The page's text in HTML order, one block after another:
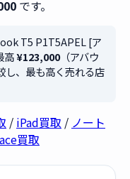
です。
T5 P1T5APEL [ア
高¥123,000（アバウ
し、最も高く売れる店
/ iPad買取 / ノート
買取